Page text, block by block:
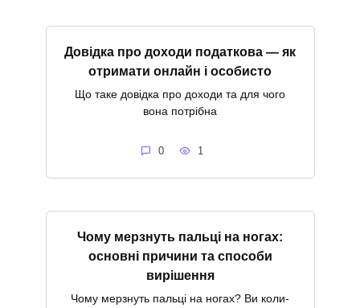
Довідка про доходи податкова — як
отримати онлайн і особисто
Що таке довідка про доходи та для чого
вона потрібна
0 1
Чому мерзнуть пальці на ногах:
основні причини та способи
вирішення
Чому мерзнуть пальці на ногах? Ви коли-